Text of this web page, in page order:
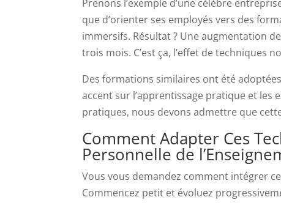
Prenons l’exemple d’une célèbre
que d’orienter ses employés vers des
immersifs. Résultat ? Une augmentation
trois mois. C’est ça, l’effet de techniques
Des formations similaires ont été
accent sur l’apprentissage pratique et les
pratiques, nous devons admettre que
Comment Adapter Ces
Personnelle de
Vous vous demandez comment intégrer
Commencez petit et évoluez